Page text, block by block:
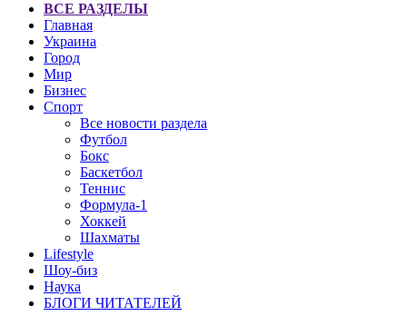
ВСЕ РАЗДЕЛЫ
Главная
Украина
Город
Мир
Бизнес
Спорт
Все новости раздела
Футбол
Бокс
Баскетбол
Теннис
Формула-1
Хоккей
Шахматы
Lifestyle
Шоу-биз
Наука
БЛОГИ ЧИТАТЕЛЕЙ